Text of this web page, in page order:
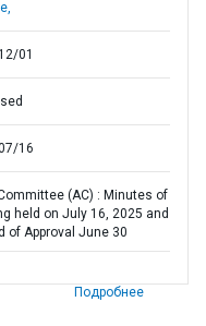
01
16
(AC) : Minutes of
held on July 16, 2025 and
of Approval June 30
Подробнее